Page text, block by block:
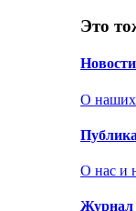
Это
О наших
О нас и
Журнал